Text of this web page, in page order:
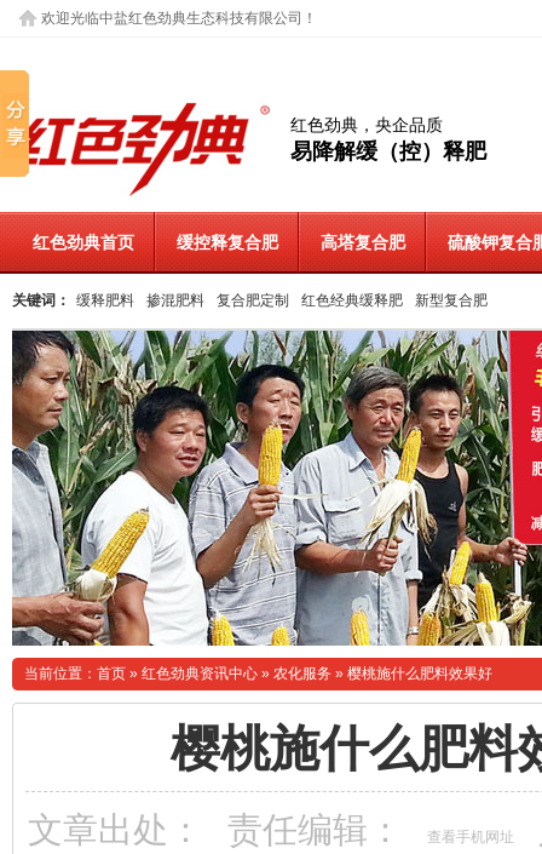
欢迎光临中盐红色劲典生态科技有限公司！
红色劲典，央企品质
易降解缓（控）释肥
红色劲典首页 缓控释复合肥 高塔复合肥 硫酸钾复合
关键词： 缓释肥料 掺混肥料 复合肥定制 红色经典缓释肥 新型复合肥
当前位置： 首页 » 红色劲典资讯中心 » 农化服务 » 樱桃施什么肥料效果好
樱桃施什么肥料
文章出处： 责任编辑： 查看手机网址